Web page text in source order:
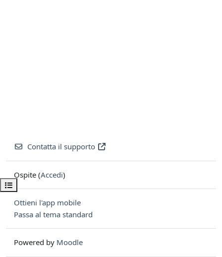
Apri indice del corso
Contatta il supporto
Ospite (Accedi)
Ottieni l'app mobile
Passa al tema standard
Powered by Moodle